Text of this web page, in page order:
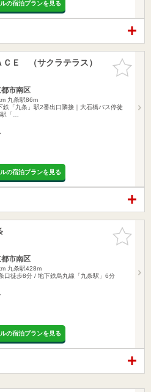
の宿泊プランを見る
お気に入
りに追加
Ｅ （サクラテラス）
市南区
九条駅86m
鉄「九条」駅2番出口隣接｜大石橋バス停徒
「…
の宿泊プランを見る
お気に入
りに追加
市南区
九条駅428m
口徒歩8分 / 地下鉄烏丸線「九条駅」6分
の宿泊プランを見る